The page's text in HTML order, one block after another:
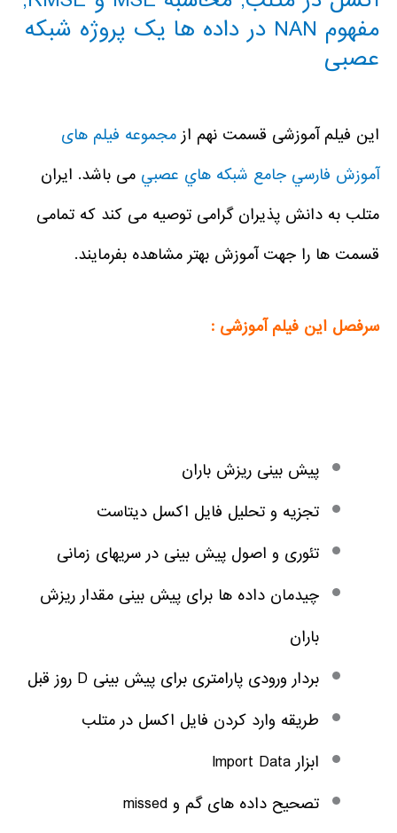
مفهوم NAN در داده ها یک پروژه شبکه
عصبی
این فیلم آموزشی قسمت نهم از مجموعه فيلم های
آموزش فارسي جامع شبكه هاي عصبي می باشد. ایران
متلب به دانش پذیران گرامی توصیه می کند که تمامی
قسمت ها را جهت آموزش بهتر مشاهده بفرمایند.
سرفصل این فیلم آموزشی :
پیش بینی ریزش باران
تجزیه و تحلیل فایل اکسل دیتاست
تئوری و اصول پیش بینی در سریهای زمانی
چیدمان داده ها برای پیش بینی مقدار ریزش
باران
بردار ورودی پارامتری برای پیش بینی D روز قبل
طریقه وارد کردن فایل اکسل در متلب
ابزار Import Data
تصحیح داده های گم و missed